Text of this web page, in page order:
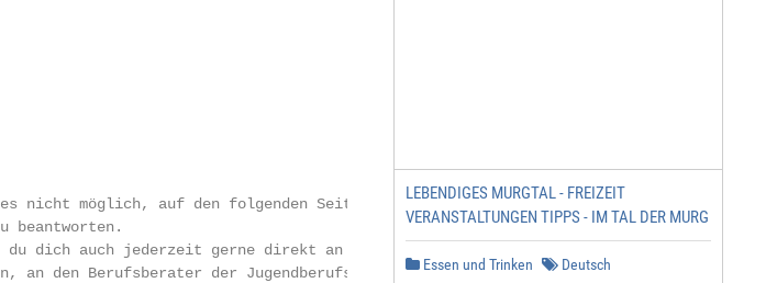
nicht möglich, auf den folgenden Seiten alle
beantworten.
dich auch jederzeit gerne direkt an die
den Berufsberater der Jugendberufs-
LEBENDIGES MURGTAL - FREIZEIT
VERANSTALTUNGEN TIPPS - IM TAL DER MURG
Essen und Trinken Deutsch